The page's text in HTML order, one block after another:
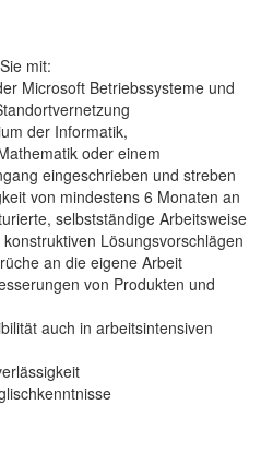
mit:
Microsoft Betriebssysteme und
der Informatik,
oder einem
eingeschrieben und streben
von mindestens 6 Monaten an
selbstständige Arbeitsweise
Lösungsvorschlägen
an die eigene Arbeit
von Produkten und
auch in arbeitsintensiven